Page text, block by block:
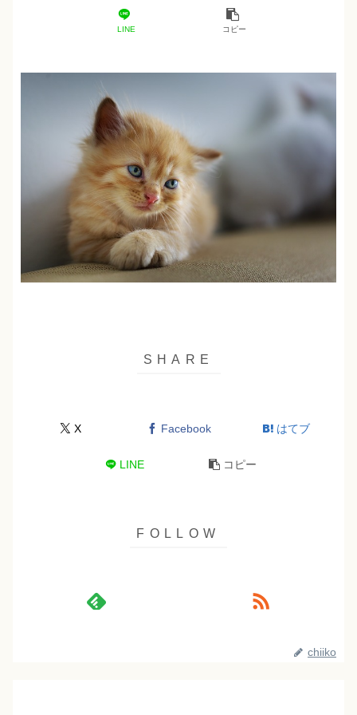
LINE コピー
X Facebook はてブ
LINE コピー
chiiko